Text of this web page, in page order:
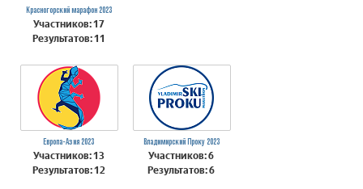
Красногорский марафон 2023
Участников: 17
Результатов: 11
Европа-Азия 2023
Участников: 13
Результатов: 12
Владимирский Проку 2023
Участников: 6
Результатов: 6